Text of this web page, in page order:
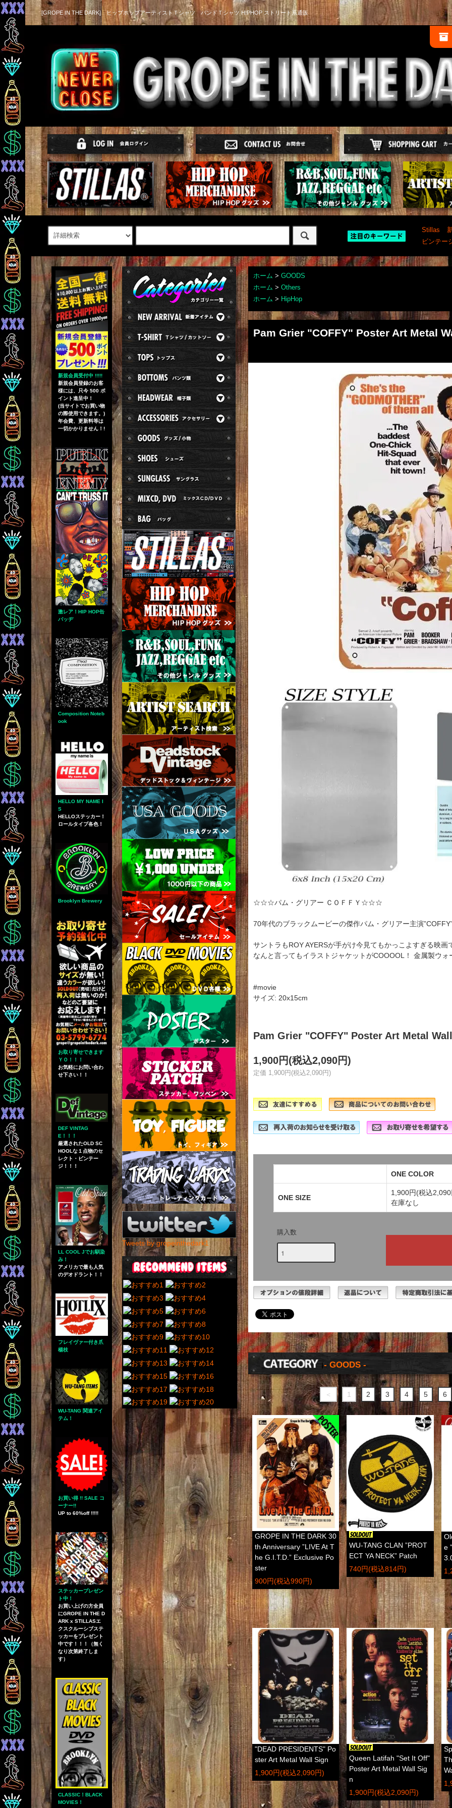
[GROPE IN THE DARK] ヒップホップアーティストＴシャツ バンドＴシャツ HIPHOP ストリート系通販
Stillas
ビンテー
新規会員受付中 !!!!!
新規会員登録のお客
様には、只今 500 ポ
イント進呈中！
(当サイトでお買い物
の際使用できます。)
年会費、更新料等は
一切かかりません！!
激レア！HIP HOP缶
バッヂ
Composition Noteb
ook
HELLO MY NAME I
S
HELLOステッカー！
ロールタイプ各色！
Brooklyn Brewery
お取り寄せできます
ＹＯ！！！
お気軽にお問い合わ
せ下さい！！
DEF VINTAG
E！！！
厳選されたOLD SC
HOOLな１点物のセ
レクト・ビンテー
ジ！！！
LL COOL Jでお馴染
み！
アメリカで最も人気
のデオドラント！！
フレイヴァー付き爪
楊枝
WU-TANG 関連アイ
テム！
お買い得 !! SALE コ
ーナー!!
UP to 60%off !!!!!
ステッカープレゼン
ト中！
お買い上げの方全員
にGROPE IN THE D
ARK x STILLASエ
クスクルーシブステ
ッカーをプレゼント
中です！！！（無く
なり次第終了しま
す）
CLASSIC！BLACK
MOVIES！
ホーム > GOODS
ホーム > Others
ホーム > HipHop
Pam Grier "COFFY" Poster Art Metal
☆☆☆パム・グリアー ＣＯＦＦＹ☆☆☆
70年代のブラックムービーの傑作パム・グリアー主演
サントラもROY AYERSが手がけ今見てもかっこよすぎる映画
なんと言ってもイラストジャケットがCOOOOL！ 金属製ウォ
#movie
サイズ: 20x15cm
Pam Grier "COFFY" Poster Art Metal
1,900円(税込2,090円)
定価 1,900円(税込2,090円)
ONE COLOR
ONE SIZE
1,900円(税込
在庫なし
購入数
- GOODS -
＜ 1 2 3 4 5 6
GROPE IN THE DARK 30
th Anniversary ”LIVE At T
he G.I.T.D.” Exclusive Po
ster
900円(税込990円)
WU-TANG CLAN ”PROT
ECT YA NECK” Patch
740円(税込814円)
e
"DEAD PRESIDENTS" Po
ster Art Metal Wall Sign
1,900円(税込2,090円)
Queen Latifah "Set It Off"
Poster Art Metal Wall Sig
n
1,900円(税込2,090円)
Tweets by gropeinthedark1